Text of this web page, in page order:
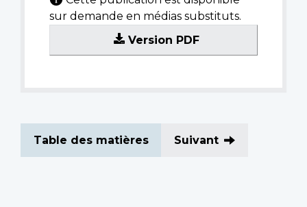
sur demande en médias substituts.
Version PDF
Table des matières Suivant